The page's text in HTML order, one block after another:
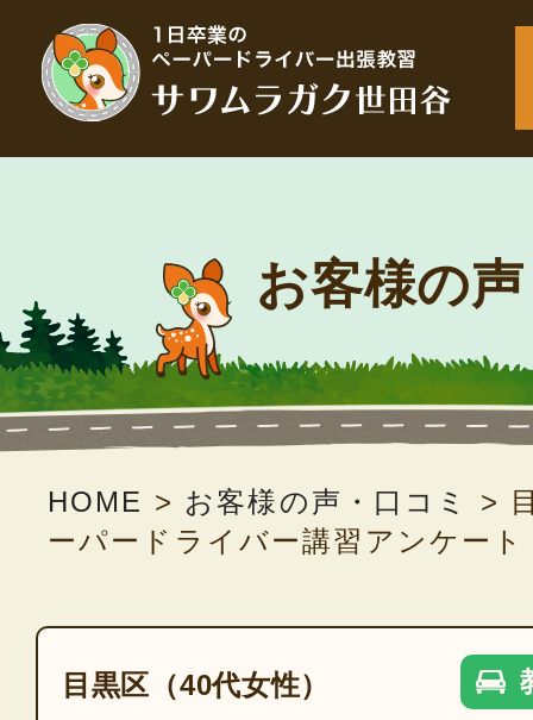
お客様の
HOME > お客様の声・口コミ >
ーパードライバー講習アンケート
目黒区（40代女性）